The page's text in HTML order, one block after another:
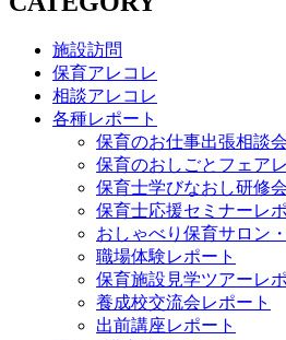
施設訪問
保育アレコレ
相談アレコレ
各種レポート
保育のお仕事出張相談
保育のおしごとフェア
保育士学びなおし研修
保育士応援セミナーレ
おしゃべり保育サロン
職場体験レポート
保育施設見学ツアーレ
養成校交流会レポート
出前講座レポート